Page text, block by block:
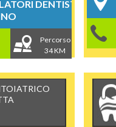
DENTISTICI
Percorso
34 KM